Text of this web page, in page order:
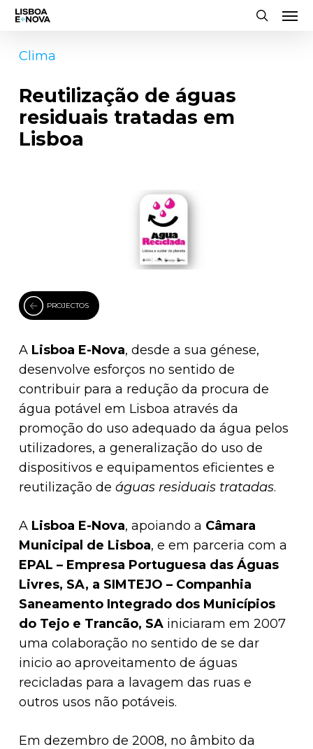
Skip
main
Clima
Reutilização de águas
residuais tratadas em
Lisboa
PROJECTOS
ALisboa E-Nova, desde a sua génese,
desenvolve esforços no sentido de
contribuir para a redução da procura de
água potável em Lisboa através da
promoção do uso adequado da água pelos
utilizadores, a generalização do uso de
dispositivos e equipamentos eficientes e
reutilização de águas residuais tratadas.
A Lisboa E-Nova, apoiando a Câmara
Municipal de Lisboa, e em parceria com a
EPAL – Empresa Portuguesa das Águas
Livres, SA, a SIMTEJO – Companhia
Saneamento Integrado dos Municípios
do Tejo e Trancão, SAiniciaram em 2007
uma colaboração no sentido de se dar
inicio ao aproveitamento de águas
recicladas para a lavagem das ruas e
outros usos não potáveis.
Em dezembro de 2008, no âmbito da